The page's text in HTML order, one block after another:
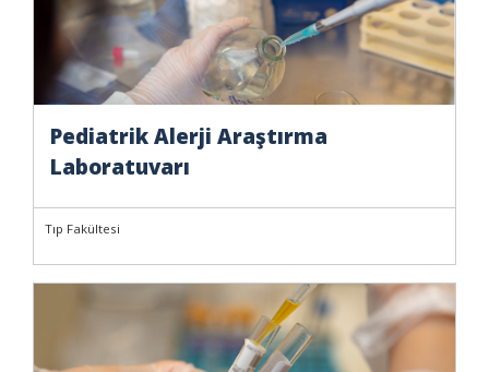
Pediatrik Alerji Araştırma
Laboratuvarı
Tıp Fakültesi